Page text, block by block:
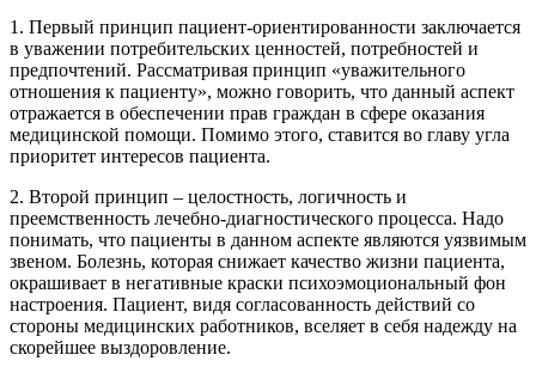
1. Первый принцип пациент-ориентированности заключается
в уважении потребительских ценностей, потребностей и
предпочтений. Рассматривая принцип «уважительного
отношения к пациенту», можно говорить, что данный аспект
отражается в обеспечении прав граждан в сфере оказания
медицинской помощи. Помимо этого, ставится во главу угла
приоритет интересов пациента.
2. Второй принцип – целостность, логичность и
преемственность лечебно-диагностического процесса. Надо
понимать, что пациенты в данном аспекте являются уязвимым
звеном. Болезнь, которая снижает качество жизни пациента,
окрашивает в негативные краски психоэмоциональный фон
настроения. Пациент, видя согласованность действий со
стороны медицинских работников, вселяет в себя надежду на
скорейшее выздоровление.